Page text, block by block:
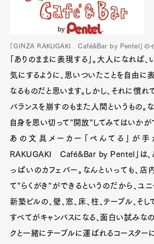
「GINZA RAKUGAKI Café&Bar by Pentel」のイ
「ありのままに表現する」。大人になれば
気にするように、思いついたことを自由に
なるものだと思います。しかし、それに慣れ
バランスを崩すのもまた人間というもの。
自身を思い切って”開放”してみてはいかが
あの文具メーカー「ぺんてる」が手
RAKUGAKI Café&Bar by Pentel」は、
っぱいのカフェバー。なんといっても、店
て”らくがき”ができるというのだから、ユ
新築ビルの、壁、窓、床、柱、テーブル、そし
すべてがキャンバスになる、面白い試みなの
クと一緒にテーブルに運ばれるコースター